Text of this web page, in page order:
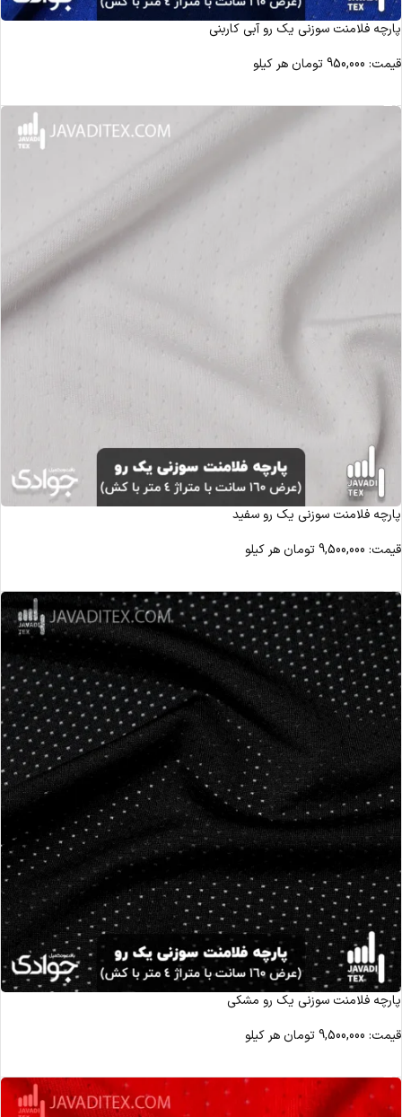
پارچه فلامنت سوزنی یک رو آبی کاربنی
قیمت: 950,000تومان هر کیلو
پارچه فلامنت سوزنی یک رو سفید
قیمت: 9,500,000تومان هر کیلو
پارچه فلامنت سوزنی یک رو مشکی
قیمت: 9,500,000تومان هر کیلو